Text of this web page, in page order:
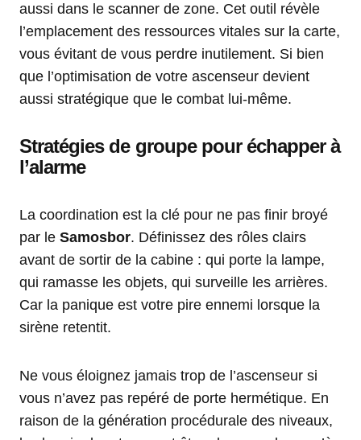
aussi dans le scanner de zone. Cet outil révèle
l’emplacement des ressources vitales sur la carte,
vous évitant de vous perdre inutilement. Si bien
que l’optimisation de votre ascenseur devient
aussi stratégique que le combat lui-même.
Stratégies de groupe pour échapper à
l’alarme
La coordination est la clé pour ne pas finir broyé
par le Samosbor. Définissez des rôles clairs
avant de sortir de la cabine : qui porte la lampe,
qui ramasse les objets, qui surveille les arrières.
Car la panique est votre pire ennemi lorsque la
sirène retentit.
Ne vous éloignez jamais trop de l’ascenseur si
vous n’avez pas repéré de porte hermétique. En
raison de la génération procédurale des niveaux,